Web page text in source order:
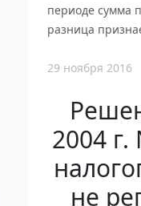
периоде сумма
разница
29 ноября 2016
2004
не